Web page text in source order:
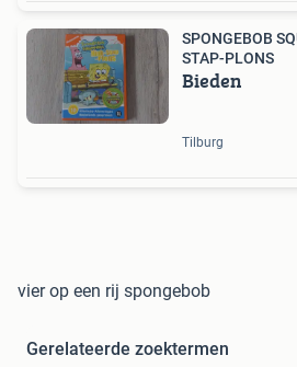
SPONGEBOB
STAP-PLONS
Bieden
Tilburg
vier op een rij spongebob
Gerelateerde zoektermen